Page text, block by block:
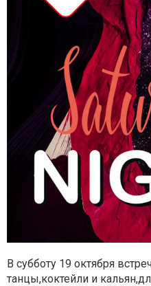
В субботу 19 октября
танцы,коктейли и